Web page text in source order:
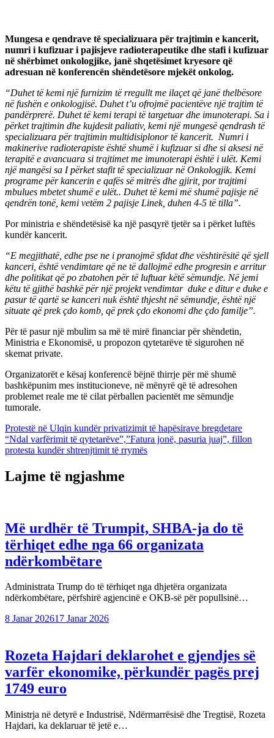
Mungesa e qendrave të specializuara për trajtimin e kancerit,
numri i kufizuar i pajisjeve radioterapeutike dhe stafi i kufizuar
në shërbimet onkologjike, janë shqetësimet kryesore që
adresuan në konferencën shëndetësore mjekët onkolog.
“Duhet të kemi një furnizim të rregullt me ilaçet që janë thelbësore
në fushën e onkologjisë. Duhet t’u ofrojmë pacientëve një trajtim të
pandërprerë. Duhet të kemi terapi të targetuar dhe imunoterapi. Sa i
përket trajtimin dhe kujdesit paliativ, kemi një mungesë qendrash të
specializuara për trajtimin multidisiplonor të kancerit. Numri i
makinerive radioterapiste është shumë i kufizuar si dhe si aksesi në
terapitë e avancuara si trajtimet me imunoterapi është i ulët. Kemi
një mangësi sa I përket stafit të specializuar në Onkologjik. Kemi
programe për kancerin e qafës së mitrës dhe gjirit, por trajtimi
mbulues mbetet shumë e ulët.. Duhet të kemi më shumë pajisje në
qendrën tonë, kemi vetëm 2 pajisje Linek, duhen 4-5 të tilla”.
Por ministria e shëndetësisë ka një pasqyrë tjetër sa i përket luftës
kundër kancerit.
“E megjithatë, edhe pse ne i pranojmë sfidat dhe vështirësitë që sjell
kanceri, është vendimtare që ne të dallojmë edhe progresin e arritur
dhe politikat që po zbatohen për të luftuar këtë sëmundje. Në jemi
këtu të gjithë bashkë për një projekt vendimtar duke e ditur e duke e
pasur të qartë se kanceri nuk është thjesht në sëmundje, është një
situate që prek çdo komb, që prek çdo ekonomi dhe çdo familje”.
Për të pasur një mbulim sa më të mirë financiar për shëndetin,
Ministria e Ekonomisë, u propozon qytetarëve të sigurohen në
skemat private.
Organizatorët e kësaj konferencë bëjnë thirrje për më shumë
bashkëpunim mes institucioneve, në mënyrë që të adresohen
problemet reale me të cilat përballen pacientët me sëmundje
tumorale.
Lëvizje
te
Protestë në Ulqin kundër privatizimit të hapësirave bregdetare
“Ndal varfërimit të qytetarëve”,”Fatura jonë, pasuria juaj”, fillon
protesta kundër shtrenjtimit të rrymës
Lajme të ngjashme
Më urdhër të Trumpit, SHBA-ja do të
tërhiqet edhe nga 66 organizata
ndërkombëtare
Administrata Trump do të tërhiqet nga dhjetëra organizata
ndërkombëtare, përfshirë agjencinë e OKB-së për popullsinë…
8 Janar 202617 Janar 2026
Rozeta Hajdari deklarohet e gjendjes së
varfër ekonomike, përkundër pagës prej
1749 euro
Ministrja në detyrë e Industrisë, Ndërmarrësisë dhe Tregtisë, Rozeta
Hajdari, ka deklaruar të jetë e…